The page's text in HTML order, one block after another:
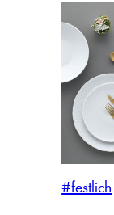
#festlich